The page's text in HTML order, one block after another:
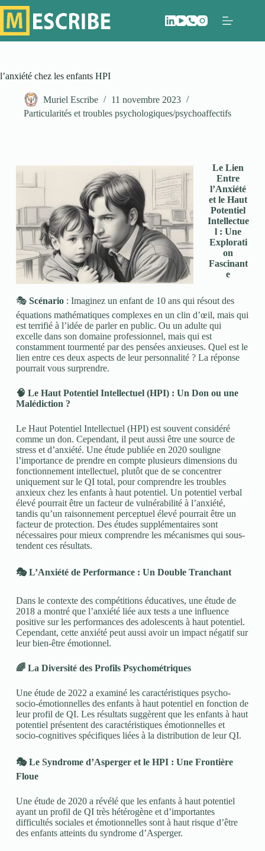
l’anxiété chez les enfants HPI
Muriel Escribe
11 novembre 2023
Particularités et troubles psychologiques/psychoaffectifs
Le Lien
Entre
l’Anxiété
et le Haut
Potentiel
Intellectue
l : Une
Explorati
on
Fascinant
e
🎭 Scénario: Imaginez un enfant de 10 ans qui résout des
équations mathématiques complexes en un clin d’œil, mais qui
est terrifié à l’idée de parler en public. Ou un adulte qui
excelle dans son domaine professionnel, mais qui est
constamment tourmenté par des pensées anxieuses. Quel est le
lien entre ces deux aspects de leur personnalité ? La réponse
pourrait vous surprendre.
🧠 Le Haut Potentiel Intellectuel (HPI) : Un Don ou une
Malédiction ?
Le Haut Potentiel Intellectuel (HPI) est souvent considéré
comme un don. Cependant, il peut aussi être une source de
stress et d’anxiété. Une étude publiée en 2020 souligne
l’importance de prendre en compte plusieurs dimensions du
fonctionnement intellectuel, plutôt que de se concentrer
uniquement sur le QI total, pour comprendre les troubles
anxieux chez les enfants à haut potentiel. Un potentiel verbal
élevé pourrait être un facteur de vulnérabilité à l’anxiété,
tandis qu’un raisonnement perceptuel élevé pourrait être un
facteur de protection. Des études supplémentaires sont
nécessaires pour mieux comprendre les mécanismes qui sous-
tendent ces résultats.
🎭L’Anxiété de Performance : Un Double Tranchant
Dans le contexte des compétitions éducatives, une étude de
2018 a montré que l’anxiété liée aux tests a une influence
positive sur les performances des adolescents à haut potentiel.
Cependant, cette anxiété peut aussi avoir un impact négatif sur
leur bien-être émotionnel.
🌈La Diversité des Profils Psychométriques
Une étude de 2022 a examiné les caractéristiques psycho-
socio-émotionnelles des enfants à haut potentiel en fonction de
leur profil de QI. Les résultats suggèrent que les enfants à haut
potentiel présentent des caractéristiques émotionnelles et
socio-cognitives spécifiques liées à la distribution de leur QI.
🎭Le Syndrome d’Asperger et le HPI : Une Frontière
Floue
Une étude de 2020 a révélé que les enfants à haut potentiel
ayant un profil de QI très hétérogène et d’importantes
difficultés sociales et émotionnelles sont à haut risque d’être
des enfants atteints du syndrome d’Asperger.